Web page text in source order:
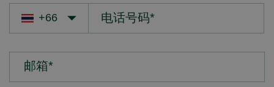
邮箱*